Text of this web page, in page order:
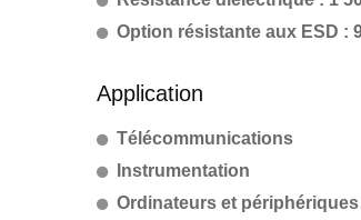
Option résistante aux ESD :
Application
Télécommunications
Instrumentation
Ordinateurs et périphériques